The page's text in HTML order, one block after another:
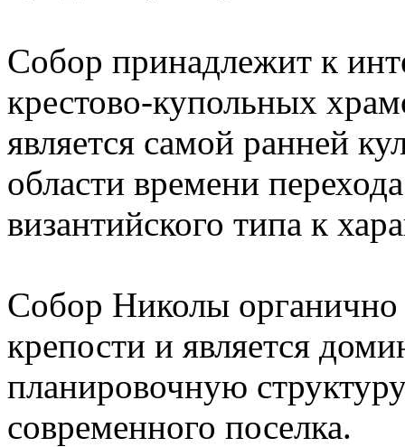
Собор принадлежит к
крестово-купольных
является самой ранней
области времени
византийского типа к
Собор Николы органично
крепости и является
планировочную
современного поселка.